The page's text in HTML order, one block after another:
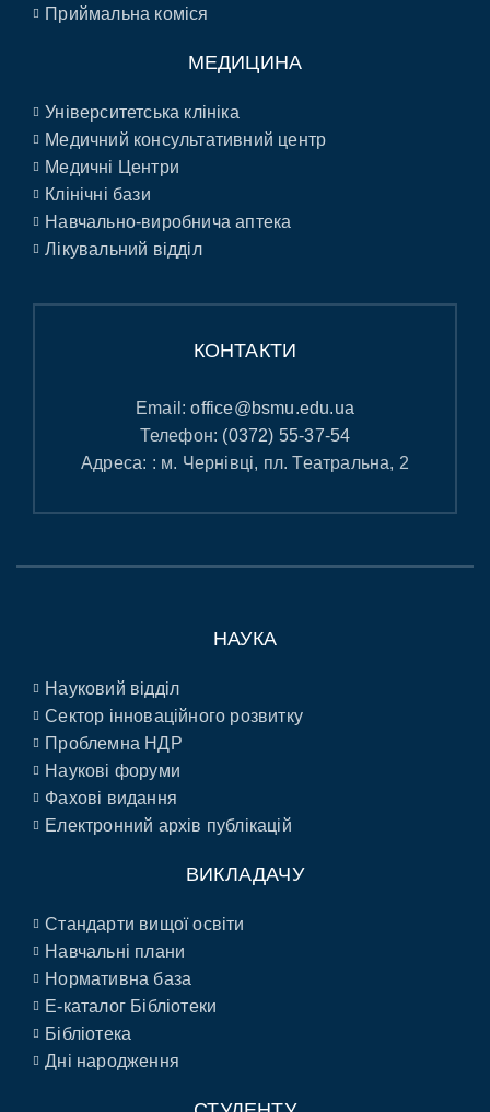
Приймальна коміся
МЕДИЦИНА
Університетська клініка
Медичний консультативний центр
Медичні Центри
Клінічні бази
Навчально-виробнича аптека
Лікувальний відділ
КОНТАКТИ
Email:office@bsmu.edu.ua
Телефон: (0372) 55-37-54
Адреса: : м. Чернівці, пл. Театральна, 2
НАУКА
Науковий відділ
Сектор інноваційного розвитку
Проблемна НДР
Наукові форуми
Фахові видання
Електронний архів публікацій
ВИКЛАДАЧУ
Стандарти вищої освіти
Навчальні плани
Нормативна база
E-каталог Бібліотеки
Бібліотека
Дні народження